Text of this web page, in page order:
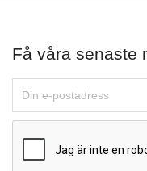
Få våra senaste